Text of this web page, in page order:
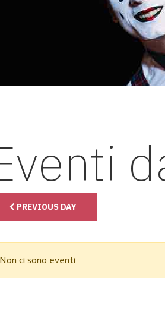
PREVIOUS DAY
Non ci sono eventi